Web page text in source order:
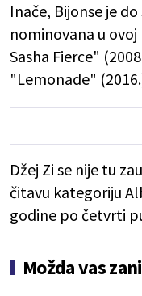
Inače, Bijonse je
nominovana u
Sasha Fierce"
"Lemonade"
Džej Zi se nije tu
čitavu kategoriju
godine po četvrti
Možda vas